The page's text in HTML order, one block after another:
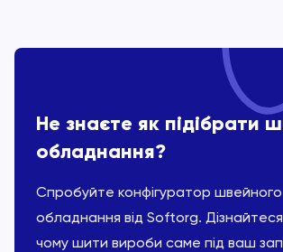
Не знаєте як підібрати
обладнання?
Спробуйте конфігуратор швейного
обладнання від Softorg.
чому шити вироби саме під ваш